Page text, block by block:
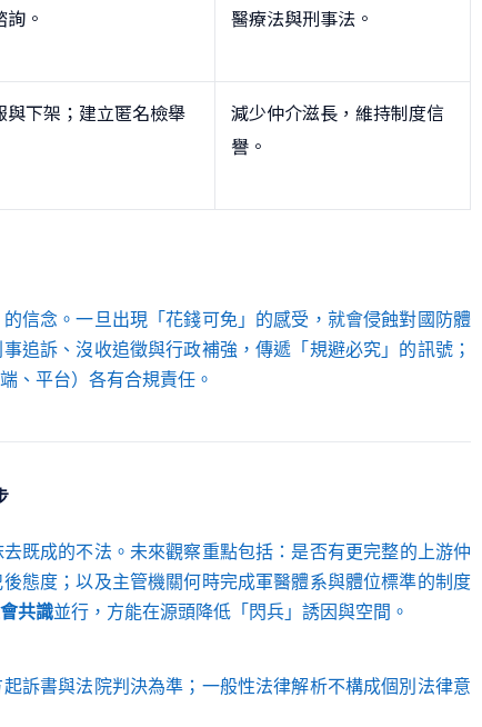
。
醫療法與刑事法。
下架；建立匿名檢舉
減少仲介滋長，維持制度信
譽。
信念。一旦出現「花錢可免」的感受，就會侵蝕對國防體
追訴、沒收追徵與行政補強，傳遞「規避必究」的訊號；
、平台）各有合規責任。
既成的不法。未來觀察重點包括：是否有更完整的上游仲
態度；以及主管機關何時完成軍醫體系與體位標準的制度
共識並行，方能在源頭降低「閃兵」誘因與空間。
訴書與法院判決為準；一般性法律解析不構成個別法律意